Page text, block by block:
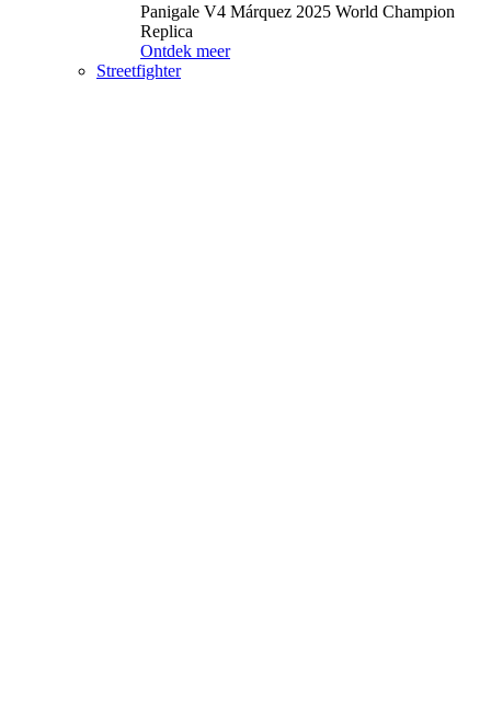
Panigale V4 Márquez 2025 World Champion
Replica
Ontdek meer
Streetfighter